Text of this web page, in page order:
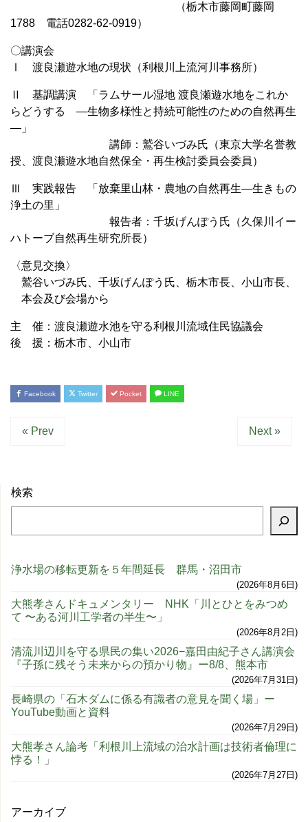
（栃木市藤岡町藤岡
1788 電話0282-62-0919）
〇講演会
Ⅰ 渡良瀬遊水地の現状（利根川上流河川事務所）
Ⅱ 基調講演 「ラムサール湿地 渡良瀬遊水地をこれか
らどうする ―生物多様性と持続可能性のための自然再生
―」
講師：鷲谷いづみ氏（東京大学名誉教
授、渡良瀬遊水地自然保全・再生検討委員会委員）
Ⅲ 実践報告 「放棄里山林・農地の自然再生―生きもの
浄土の里」
報告者：千坂げんぽう氏（久保川イー
ハトーブ自然再生研究所長）
〈意見交換〉
鷲谷いづみ氏、千坂げんぽう氏、栃木市長、小山市長、
本会及び会場から
主 催：渡良瀬遊水池を守る利根川流域住民協議会
後 援：栃木市、小山市
Facebook Twitter Pocket LINE
« Prev Next »
検索
浄水場の移転更新を５年間延長 群馬・沼田市
2026年8月6日
大熊孝さんドキュメンタリー NHK「川とひとをみつめ
て 〜ある河川工学者の半生〜」
2026年8月2日
清流川辺川を守る県民の集い2026−嘉田由紀子さん講演会
『子孫に残そう未来からの預かり物』ー8/8、熊本市
2026年7月31日
長崎県の「石木ダムに係る有識者の意見を聞く場」ー
YouTube動画と資料
2026年7月29日
大熊孝さん論考「利根川上流域の治水計画は技術者倫理に
悖る！」
2026年7月27日
アーカイブ